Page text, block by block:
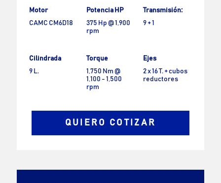
Motor
CAMC CM6D18
Potencia HP
375 Hp @ 1,900
rpm
Transmisión:
9 + 1
Cilindrada
9 L.
Torque
1,750 Nm @
1,100 - 1,500
rpm
Ejes
2 x 16 T. + cubos
reductores
QUIERO COTIZAR